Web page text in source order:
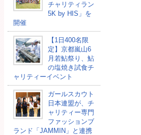
チャリティラン
5K by HIS」を
開催
【1日400名限
定】京都嵐山6
月若鮎祭り、鮎
の塩焼き試食チ
ャリティーイベント
ガールスカウト
日本連盟が、チ
ャリティー専門
ファッションブ
ランド「JAMMIN」と連携